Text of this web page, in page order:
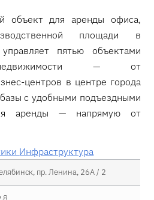
объект для аренды офиса,
площади в
пятью объектами
недвижимости — от
центров в центре города
с удобными подъездными
аренды — напрямую от
Инфраструктура
пр. Ленина, 26А / 2